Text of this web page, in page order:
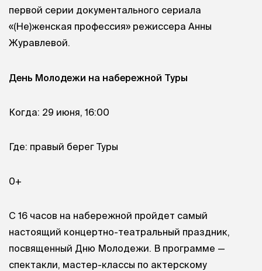
первой серии документального сериала
«(Не)женская профессия» режиссера Анны
Журавлевой.
День Молодежи на набережной Туры
Когда: 29 июня, 16:00
Где: правый берег Туры
0+
С 16 часов на набережной пройдет самый
настоящий концертно-театральный праздник,
посвященный Дню Молодежи. В программе —
спектакли, мастер-классы по актерскому